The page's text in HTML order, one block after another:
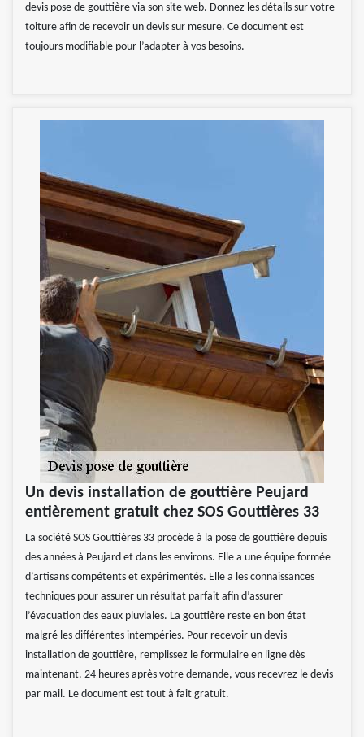
devis pose de gouttière via son site web. Donnez les détails sur votre
toiture afin de recevoir un devis sur mesure. Ce document est
toujours modifiable pour l’adapter à vos besoins.
Un devis installation de gouttière Peujard
entièrement gratuit chez SOS Gouttières 33
La société SOS Gouttières 33 procède à la pose de gouttière depuis
des années à Peujard et dans les environs. Elle a une équipe formée
d’artisans compétents et expérimentés. Elle a les connaissances
techniques pour assurer un résultat parfait afin d’assurer
l’évacuation des eaux pluviales. La gouttière reste en bon état
malgré les différentes intempéries. Pour recevoir un devis
installation de gouttière, remplissez le formulaire en ligne dès
maintenant. 24 heures après votre demande, vous recevrez le devis
par mail. Le document est tout à fait gratuit.